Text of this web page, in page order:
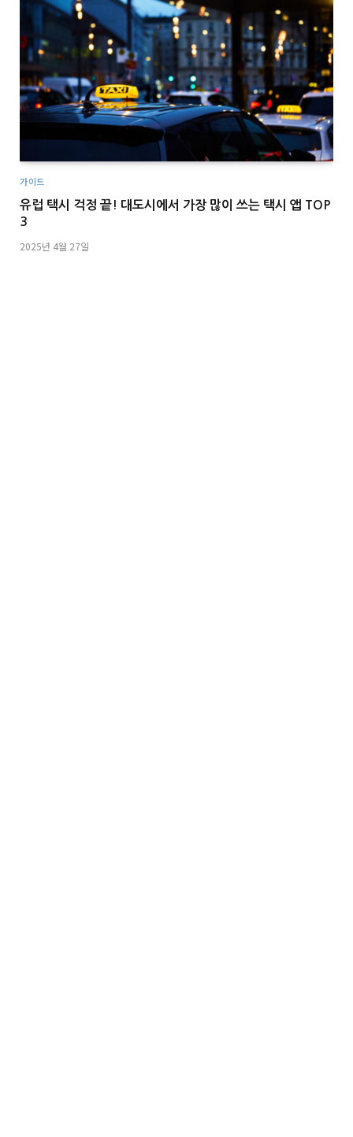
가이드
유럽 택시 걱정 끝! 대도시에서 가장 많이 쓰는 택시 앱 TOP
3
2025년 4월 27일